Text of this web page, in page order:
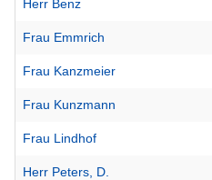
Herr Benz
Frau Emmrich
Frau Kanzmeier
Frau Kunzmann
Frau Lindhof
Herr Peters, D.